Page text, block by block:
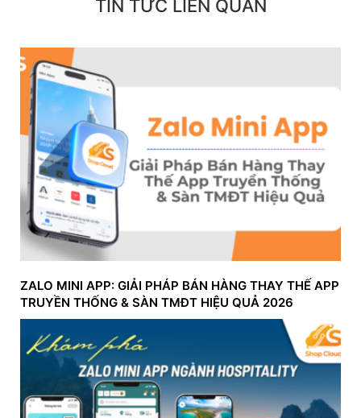
TIN TỨC LIÊN QUAN
ZALO MINI APP: GIẢI PHÁP BÁN HÀNG THAY THẾ APP
TRUYỀN THỐNG & SÀN TMĐT HIỆU QUẢ 2026